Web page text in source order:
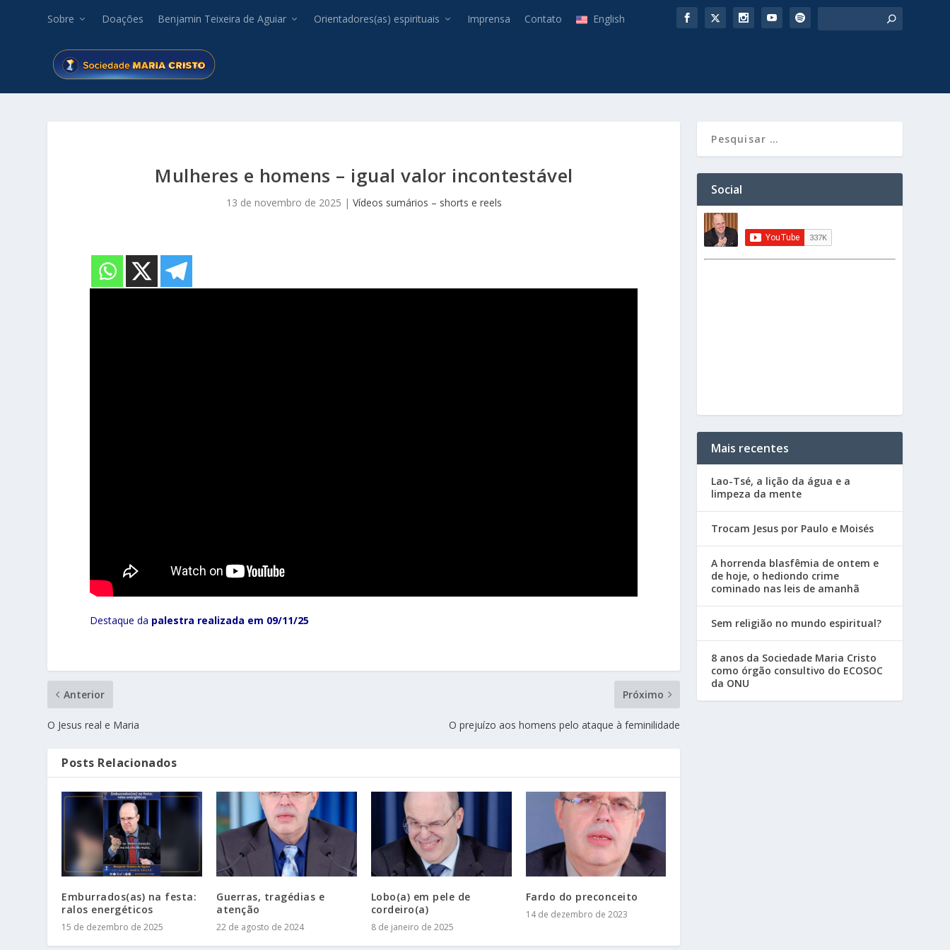
Sobre Doações Benjamin Teixeira de Aguiar Orientadores(as) espirituais Imprensa Contato English
Mulheres e homens – igual valor incontestável
13 de novembro de 2025 | Vídeos sumários – shorts e reels
Destaque da palestra realizada em 09/11/25
Anterior
O Jesus real e Maria
Próximo
O prejuízo aos homens pelo ataque à feminilidade
Posts Relacionados
Emburrados(as) na festa:
ralos energéticos
15 de dezembro de 2025
Guerras, tragédias e
atenção
22 de agosto de 2024
Lobo(a) em pele de
cordeiro(a)
8 de janeiro de 2025
Fardo do preconceito
14 de dezembro de 2023
Social
Mais recentes
Lao-Tsé, a lição da água e a
limpeza da mente
Trocam Jesus por Paulo e Moisés
A horrenda blasfêmia de ontem e
de hoje, o hediondo crime
cominado nas leis de amanhã
Sem religião no mundo espiritual?
8 anos da Sociedade Maria Cristo
como órgão consultivo do ECOSOC
da ONU